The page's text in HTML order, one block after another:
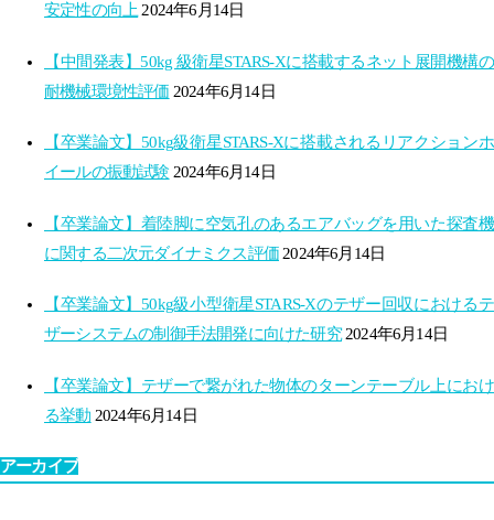
安定性の向上 2024年6月14日
【中間発表】50kg 級衛星STARS-Xに搭載するネット展開機構の
耐機械環境性評価 2024年6月14日
【卒業論文】50kg級衛星STARS-Xに搭載されるリアクションホ
イールの振動試験 2024年6月14日
【卒業論文】着陸脚に空気孔のあるエアバッグを用いた探査機
に関する二次元ダイナミクス評価 2024年6月14日
【卒業論文】50kg級小型衛星STARS-Xのテザー回収におけるテ
ザーシステムの制御手法開発に向けた研究 2024年6月14日
【卒業論文】テザーで繋がれた物体のターンテーブル上におけ
る挙動 2024年6月14日
アーカイブ